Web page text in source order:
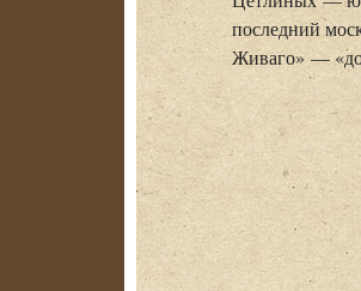
последний
Живаго» —